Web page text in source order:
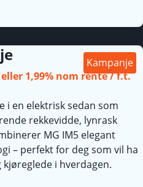
Kampanje
1,99% nom rente / f.t.
i en elektrisk sedan som
rekkevidde, lynrask
MG IM5 elegant
– perfekt for deg som vil ha
i hverdagen.